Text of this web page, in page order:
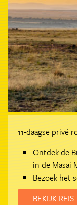
11-daagse privé
Ontdek de
in de Masai
Bezoek het
BEKIJK REIS